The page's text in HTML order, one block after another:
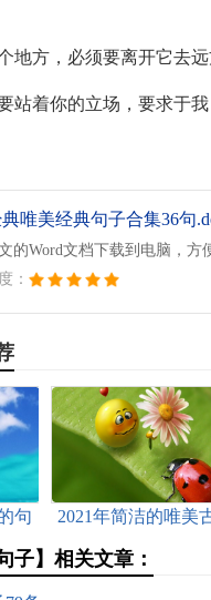
地方，必须要离开它去
站着你的立场，要求于
典唯美经典句子合集36句
的Word文档下载到电脑，方
：
句
2021年简洁的唯美
子】相关文章：